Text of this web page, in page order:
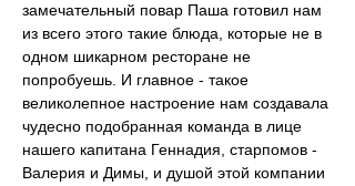
замечательный повар Паша готовил нам
из всего этого такие блюда, которые не в
одном шикарном ресторане не
попробуешь. И главное - такое
великолепное настроение нам создавала
чудесно подобранная команда в лице
нашего капитана Геннадия, старпомов -
Валерия и Димы, и душой этой компании